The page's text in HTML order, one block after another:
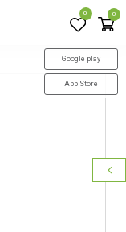
0 0
Google play
App Store